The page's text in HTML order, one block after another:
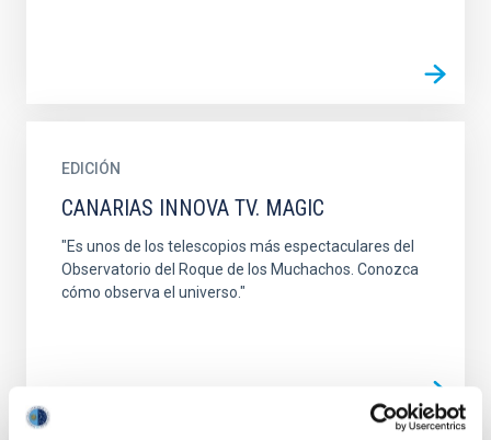
EDICIÓN
CANARIAS INNOVA TV. MAGIC
"Es unos de los telescopios más espectaculares del
Observatorio del Roque de los Muchachos. Conozca
cómo observa el universo."